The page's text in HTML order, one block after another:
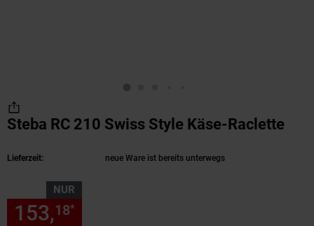
Steba RC 210 Swiss Style Käse-Raclette
Lieferzeit: neue Ware ist bereits unterwegs
NUR
153,18*